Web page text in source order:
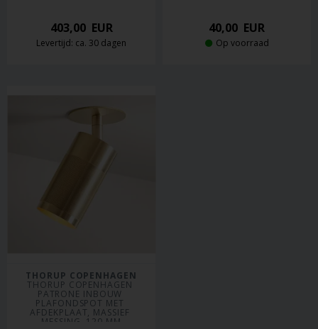
403,00EUR
Levertijd: ca. 30 dagen
40,00 EUR
Op voorraad
THORUP COPENHAGEN
THORUP COPENHAGEN
PATRONE INBOUW
PLAFONDSPOT MET
AFDEKPLAAT, MASSIEF
MESSING, 120 MM